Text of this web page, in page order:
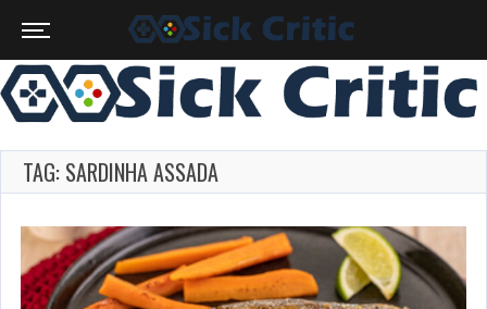
TAG: SARDINHA ASSADA